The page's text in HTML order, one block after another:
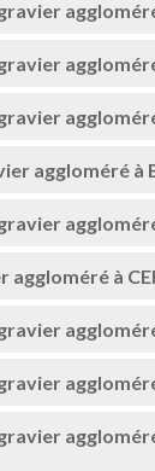
aggloméré
aggloméré à
aggloméré à